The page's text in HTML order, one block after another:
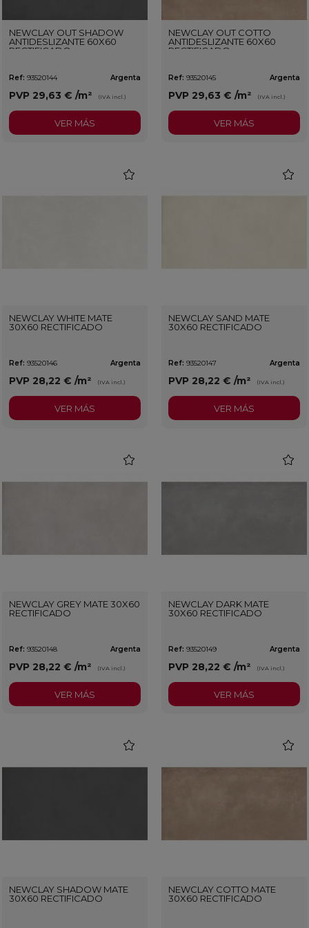
NEWCLAY OUT SHADOW
ANTIDESLIZANTE 60X60
RECTIFICADO
Ref: 93520144 Argenta
PVP 29,63 € /m² (IVA incl.)
VER MÁS
NEWCLAY OUT COTTO
ANTIDESLIZANTE 60X60
RECTIFICADO
Ref: 93520145 Argenta
PVP 29,63 € /m² (IVA incl.)
VER MÁS
NEWCLAY WHITE MATE
30X60 RECTIFICADO
Ref: 93520146 Argenta
PVP 28,22 € /m² (IVA incl.)
VER MÁS
NEWCLAY SAND MATE
30X60 RECTIFICADO
Ref: 93520147 Argenta
PVP 28,22 € /m² (IVA incl.)
VER MÁS
NEWCLAY GREY MATE 30X60
RECTIFICADO
Ref: 93520148 Argenta
PVP 28,22 € /m² (IVA incl.)
VER MÁS
NEWCLAY DARK MATE
30X60 RECTIFICADO
Ref: 93520149 Argenta
PVP 28,22 € /m² (IVA incl.)
VER MÁS
NEWCLAY SHADOW MATE
30X60 RECTIFICADO
NEWCLAY COTTO MATE
30X60 RECTIFICADO